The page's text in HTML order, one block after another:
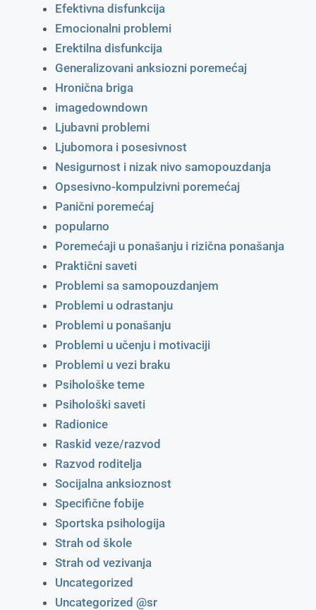
Efektivna disfunkcija
Emocionalni problemi
Erektilna disfunkcija
Generalizovani anksiozni poremećaj
Hronična briga
imagedowndown
Ljubavni problemi
Ljubomora i posesivnost
Nesigurnost i nizak nivo samopouzdanja
Opsesivno-kompulzivni poremećaj
Panični poremećaj
popularno
Poremećaji u ponašanju i rizična ponašanja
Praktični saveti
Problemi sa samopouzdanjem
Problemi u odrastanju
Problemi u ponašanju
Problemi u učenju i motivaciji
Problemi u vezi braku
Psihološke teme
Psihološki saveti
Radionice
Raskid veze/razvod
Razvod roditelja
Socijalna anksioznost
Specifične fobije
Sportska psihologija
Strah od škole
Strah od vezivanja
Uncategorized
Uncategorized @sr